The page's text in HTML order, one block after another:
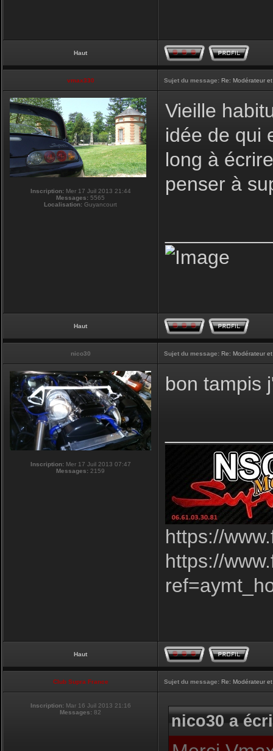
Haut
vmax330 Sujet du message: Re: Modérateur
Inscription:Mer 17 Juil 2013 21:44
Messages: 5565
Localisation: Guyancourt
Vieille
idée de qui
long à
penser à
Haut
nico30 Sujet du message: Re: Modérateur
Inscription:Mer 17 Juil 2013 07:47
Messages: 2159
bon tampis
https://
https://
Haut
Club Supra France Sujet du message: Re: Modérateur
Inscription: Mar 16 Juil 2013 21:16
Messages: 82 nico30 a